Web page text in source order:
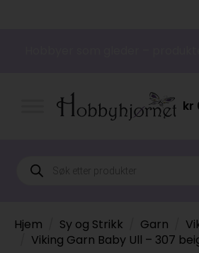
kr
Products
search
Hjem Sy og Strikk Garn
Viking Garn Baby Ull – 307